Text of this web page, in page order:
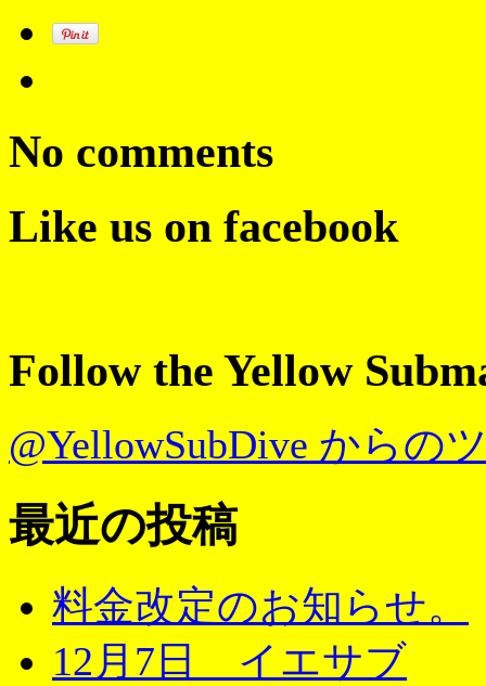
No comments
Like us on facebook
Follow the Yellow
@YellowSubDive からの
最近の投稿
料金改定のお知らせ。
12月7日 イエサブ